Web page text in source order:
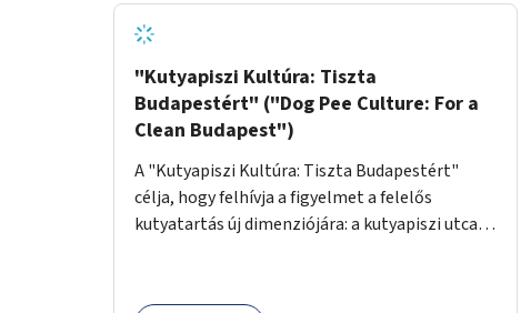
"Kutyapiszi Kultúra: Tiszta
Budapestért" ("Dog Pee Culture: For a
Clean Budapest")
A "Kutyapiszi Kultúra: Tiszta Budapestért"
célja, hogy felhívja a figyelmet a felelős
kutyatartás új dimenziójára: a kutyapiszi utcai
hogy séta közben, amikor kedvencük a járdára